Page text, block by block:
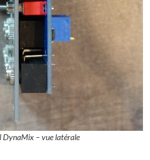
DynaMix – vue latérale